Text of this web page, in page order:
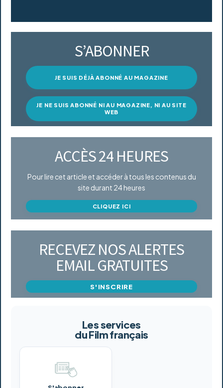
S’ABONNER
JE SUIS DÉJÀ ABONNÉ AU MAGAZINE
JE NE SUIS ABONNÉ NI AU MAGAZINE, NI AU SITE
WEB
ACCÈS 24 HEURES
Pour lire cet article et accéder à tous les contenus du
site durant 24 heures
CLIQUEZ ICI
RECEVEZ NOS ALERTES
EMAIL GRATUITES
S'INSCRIRE
Les services
du Film français